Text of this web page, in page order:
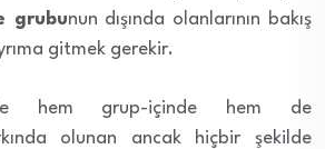
grubunun dışında olanlarının bakış
gitmek gerekir.
hem grup-içinde hem de
olunan ancak hiçbir şekilde